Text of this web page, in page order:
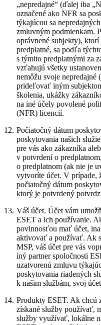
„nepredajné“ (ďalej iba „
označené ako NFR sa
týkajúcou sa
zmluvným podmienkam.
oprávnené subjekty),
predplatné, sa podľa
s týmito predplatnými za
vzťahujú všetky
nemôžu svoje
prideľovať iným
školenia, ukážky
na iné účely povolené
(NFR) licencií.
12. Počiatočný dátum
poskytovania našich
pre vás ako zákazníka
v potvrdení o
o predplatnom (ak nie je
vytvoríte účet. V prípade,
počiatočný dátum
ktorý je potvrdený
13. Váš účet. Účet vám
ESET a ich používanie.
povinnosťou mať účet,
aktivovať a používať. Ak
MSP, váš účet pre vás
iný partner spoločnosti
uzatvorenú zmluvu
poskytovania riadených
k našim službám, svoj
14. Produkty ESET. Ak chcú
získané služby používať,
služby využívať, lokálne